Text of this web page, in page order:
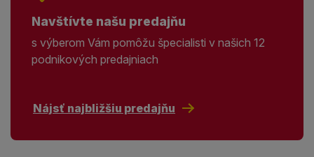
Navštívte našu predajňu
s výberom Vám pomôžu špecialisti v našich 12
podnikových predajniach
Nájsť najbližšiu predajňu